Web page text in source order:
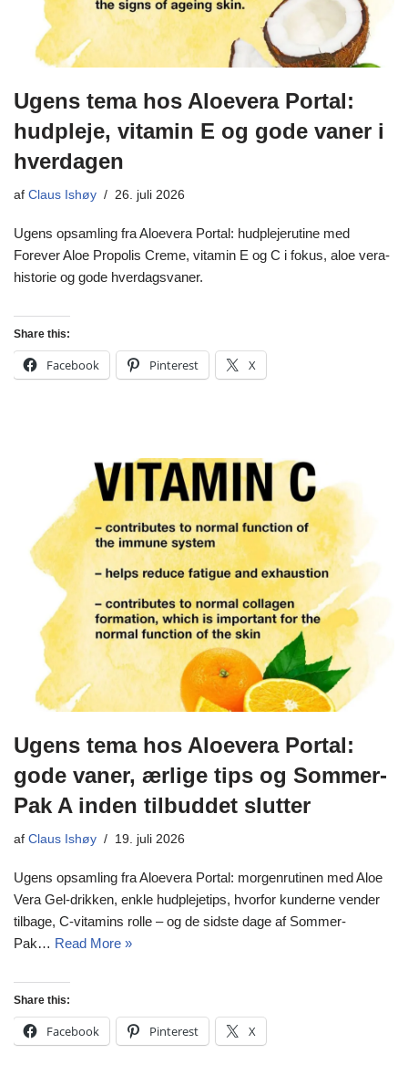
Ugens tema hos Aloevera Portal:
hudpleje, vitamin E og gode vaner i
hverdagen
af Claus Ishøy 26. juli 2026
Ugens opsamling fra Aloevera Portal: hudplejerutine med
Forever Aloe Propolis Creme, vitamin E og C i fokus, aloe vera-
historie og gode hverdagsvaner.
Share this:
Facebook Pinterest X
Ugens tema hos Aloevera Portal:
gode vaner, ærlige tips og Sommer-
Pak A inden tilbuddet slutter
af Claus Ishøy 19. juli 2026
Ugens opsamling fra Aloevera Portal: morgenrutinen med Aloe
Vera Gel-drikken, enkle hudplejetips, hvorfor kunderne vender
tilbage, C-vitamins rolle – og de sidste dage af Sommer-
Pak… Read More »
Share this:
Facebook Pinterest X